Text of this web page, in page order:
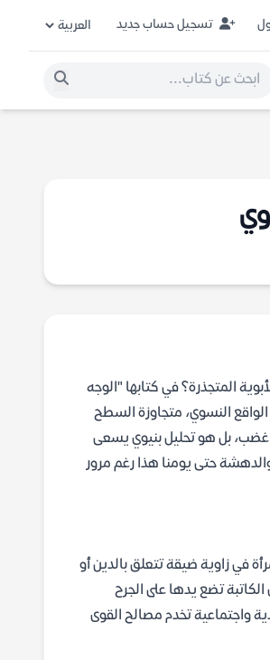
تسجيل حساب جديد
المتجذرة؟ في كتابها "الوجه
الواقع النسوي، متجاوزة السطح
غضب، بل هو تحليل بنيوي يسعى
والدهشة حتى يومنا هذا رغم مرور
في زاوية ضيقة تتعلق بالدين أو
تضع يدها على الجرح
واجتماعية تخدم مصالح القوى